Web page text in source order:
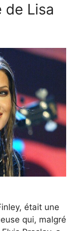
de Lisa
était une
qui, malgré